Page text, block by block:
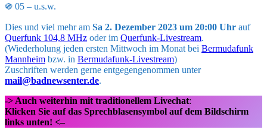
֍ 05 – u.s.w.
Dies und viel mehr am Sa 2. Dezember 2023 um 20:00 Uhr auf
Querfunk 104,8 MHz oder im Querfunk-Livestream.
(Wiederholung jeden ersten Mittwoch im Monat bei Bermudafunk
Mannheim bzw. in Bermudafunk-Livestream)
Zuschriften werden gerne entgegengenommen unter
mail@badnewsenter.de.
-> Auch weiterhin mit traditionellem Livechat:
Klicken Sie auf das Sprechblasensymbol auf dem Bildschirm
links unten! <–